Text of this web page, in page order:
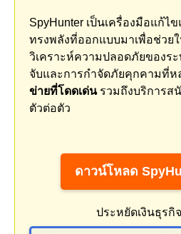
SpyHunter เป็นเครื่องมือแก้
ทรงพลังที่ออกแบบมาเพื่อช่วย
วิเคราะห์ความปลอดภัยของระ
จับและการกำจัดภัยคุกคามที่ห
ข่ายที่โดดเด่นรวมถึงบริการส
ตัวต่อตัว
ดาวน์โหลด
ประหยัดเงินธุร